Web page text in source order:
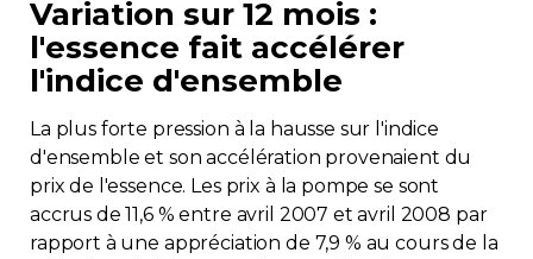
Variation sur 12 mois :
l'essence fait accélérer
l'indice d'ensemble
La plus forte pression à la hausse sur l'indice
d'ensemble et son accélération provenaient du
prix de l'essence. Les prix à la pompe se sont
accrus de 11,6 % entre avril 2007 et avril 2008 par
rapport à une appréciation de 7,9 % au cours de la